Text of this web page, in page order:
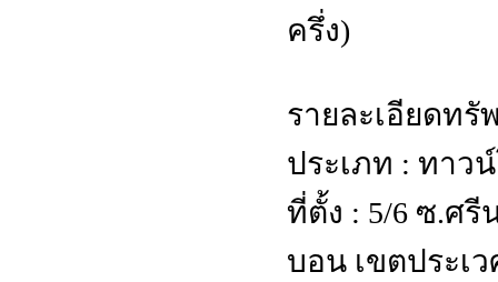
ครึ่ง)
รายละเอียดทรั
ประเภท : ทาว
ที่ตั้ง : 5/6 ซ.ศรี
บอน เขตประเ